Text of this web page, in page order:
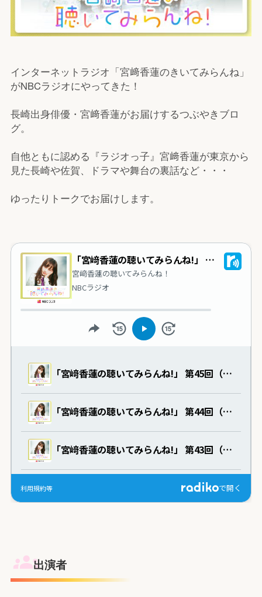
インターネットラジオ「宮﨑香蓮のきいてみらんね」
がNBCラジオにやってきた！
長崎出身俳優・宮﨑香蓮がお届けするつぶやきブロ
グ。
自他ともに認める『ラジオっ子』宮﨑香蓮が東京から
見た長崎や佐賀、ドラマや舞台の裏話など・・・
ゆったりトークでお届けします。
出演者